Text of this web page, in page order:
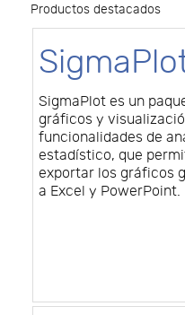
Productos destacados
SigmaPlot es un
gráficos y
funcionalidades de
estadístico, que
exportar los gráficos
a Excel y PowerPoint.